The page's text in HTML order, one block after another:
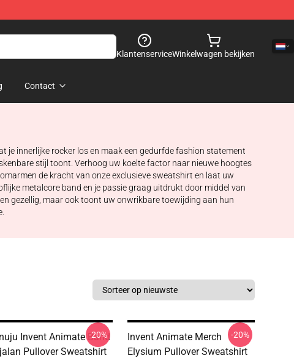
KlantenserviceWinkelwagen bekijken
Contact
je innerlijke rocker los en maak een gedurfde fashion statement
stijl toont. Verhoog uw koelte factor naar nieuwe hoogtes
de kracht van onze exclusieve sweatshirt en laat uw
metalcore band en je passie graag uitdrukt door middel van
gezellig, maar ook toont uw onwrikbare toewijding aan hun
Invent Animate Band
Pullover Sweatshirt
-20%
Invent Animate Merch
Elysium Pullover Sweatshirt
-20%